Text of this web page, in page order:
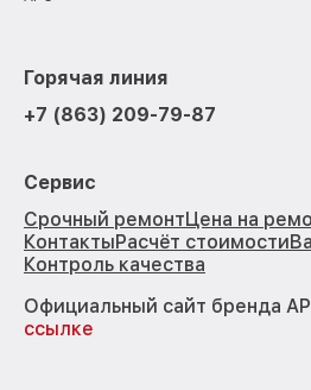
Горячая линия
+7 (863) 209-79-87
Сервис
Срочный ремонтЦена на
КонтактыРасчёт стоимости
Контроль качества
Официальный сайт бренда
ссылке